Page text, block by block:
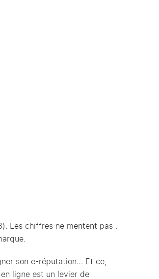
Les chiffres ne mentent pas :
son e-réputation… Et ce,
ligne est un levier de